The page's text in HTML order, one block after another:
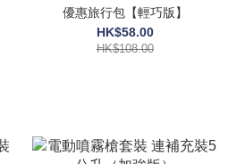
優惠旅行包【輕巧版】
HK$58.00
HK$108.00